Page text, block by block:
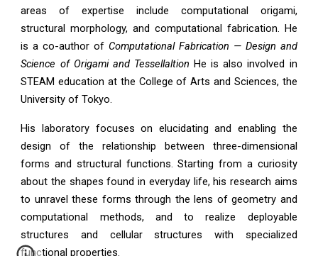
areas of expertise include computational origami,
structural morphology, and computational fabrication. He
is a co-author of Computational Fabrication — Design and
Science of Origami and TessellaltionHe is also involved in
STEAM education at the College of Arts and Sciences, the
University of Tokyo.
His laboratory focuses on elucidating and enabling the
design of the relationship between three-dimensional
forms and structural functions. Starting from a curiosity
about the shapes found in everyday life, his research aims
to unravel these forms through the lens of geometry and
computational methods, and to realize deployable
structures and cellular structures with specialized
functional properties.